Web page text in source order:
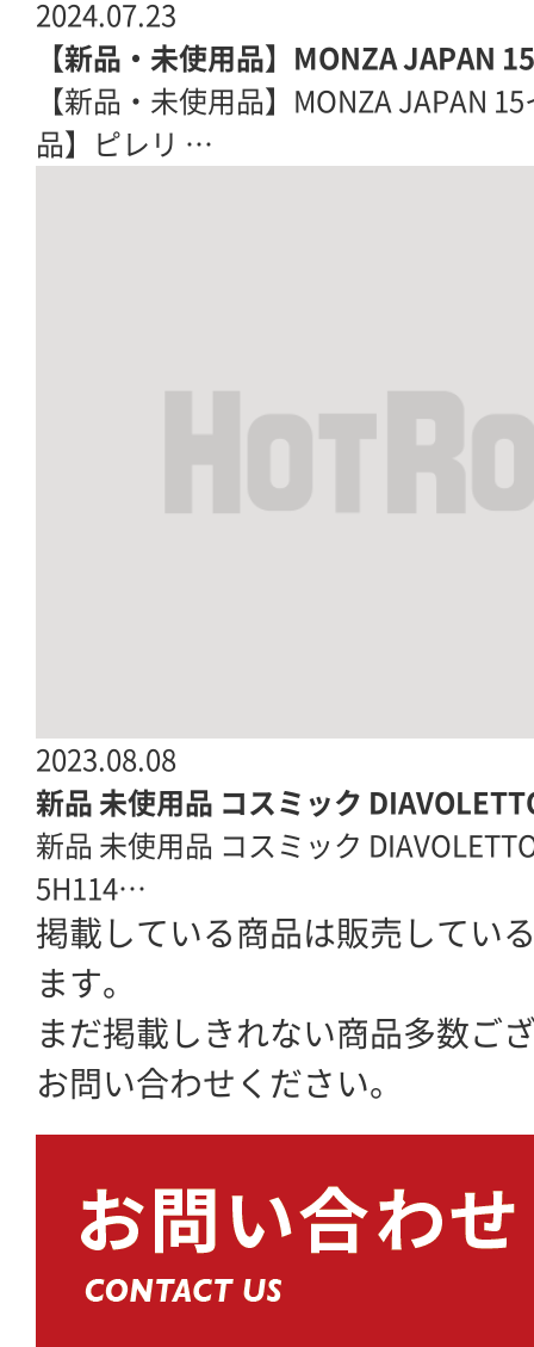
2024.07.23
【新品・未使用品】MONZA JAPAN
【新品・未使用品】MONZA JAPAN
品】ピレリ …
2023.08.08
新品 未使用品 コスミック
新品 未使用品 コスミック
5H114…
掲載している商品は販売してい
ます。
まだ掲載しきれない商品多数ご
お問い合わせください。